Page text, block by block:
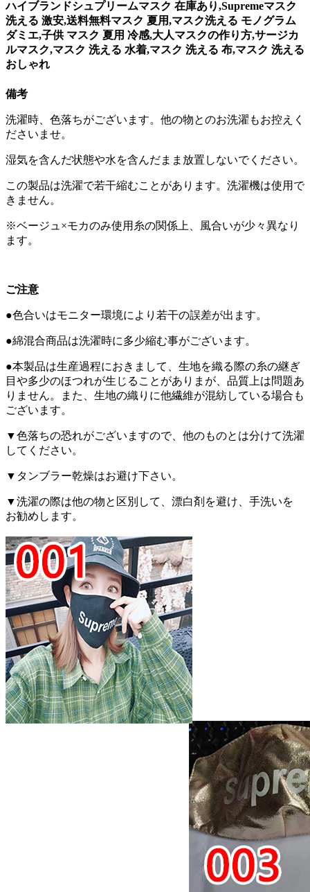
ハイブランドシュプリームマスク 在庫あり,Supremeマスク
洗える 激安,送料無料マスク 夏用,マスク洗える モノグラム
ダミエ,子供 マスク 夏用 冷感,大人マスクの作り方,サージカ
ルマスク,マスク 洗える 水着,マスク 洗える 布,マスク 洗える
おしゃれ
備考
洗濯時、色落ちがございます。他の物とのお洗濯もお控えく
ださいませ。
湿気を含んだ状態や水を含んだまま放置しないでください。
この製品は洗濯で若干縮むことがあります。洗濯機は使用で
きません。
※ベージュ×モカのみ使用糸の関係上、風合いが少々異なり
ます。
ご注意
●色合いはモニター環境により若干の誤差が出ます。
●綿混合商品は洗濯時に多少縮む事がございます。
●本製品は生産過程におきまして、生地を織る際の糸の継ぎ
目や多少のほつれが生じることがありまが、品質上は問題あ
りません。また、生地の織りに他繊維が混紡している場合も
ございます。
▼色落ちの恐れがございますので、他のものとは分けて洗濯
してください。
▼タンブラー乾燥はお避け下さい。
▼洗濯の際は他の物と区別して、漂白剤を避け、手洗いを
お勧めします。